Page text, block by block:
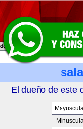
El dueño de este